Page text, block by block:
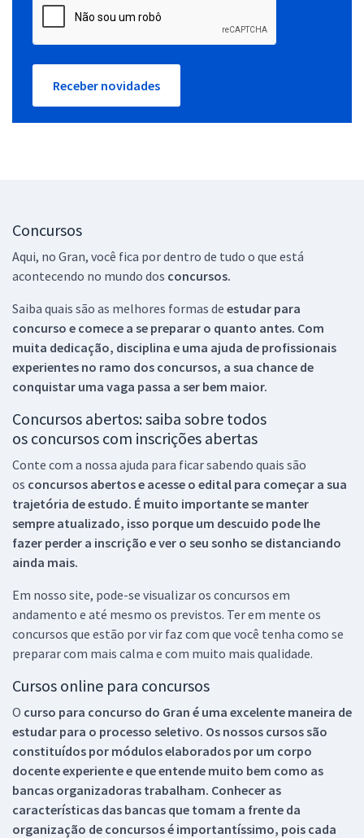
Receber novidades
Concursos
Aqui, no Gran, você fica por dentro de tudo o que está
acontecendo no mundo dos concursos.
Saiba quais são as melhores formas de estudar para
concurso e comece a se preparar o quanto antes. Com
muita dedicação, disciplina e uma ajuda de profissionais
experientes no ramo dos concursos, a sua chance de
conquistar uma vaga passa a ser bem maior.
Concursos abertos: saiba sobre todos
os concursos com inscrições abertas
Conte com a nossa ajuda para ficar sabendo quais são
os concursos abertos e acesse o edital para começar a sua
trajetória de estudo. É muito importante se manter
sempre atualizado, isso porque um descuido pode lhe
fazer perder a inscrição e ver o seu sonho se distanciando
ainda mais.
Em nosso site, pode-se visualizar os concursos em
andamento e até mesmo os previstos. Ter em mente os
concursos que estão por vir faz com que você tenha como se
preparar com mais calma e com muito mais qualidade.
Cursos online para concursos
O curso para concurso do Gran é uma excelente maneira de
estudar para o processo seletivo. Os nossos cursos são
constituídos por módulos elaborados por um corpo
docente experiente e que entende muito bem como as
bancas organizadoras trabalham. Conhecer as
características das bancas que tomam a frente da
organização de concursos é importantíssimo, pois cada